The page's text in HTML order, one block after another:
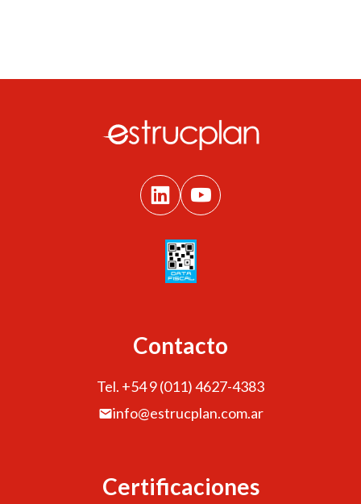
Contacto
Tel. +54 9 (011) 4627-4383
info@estrucplan.com.ar
Certificaciones